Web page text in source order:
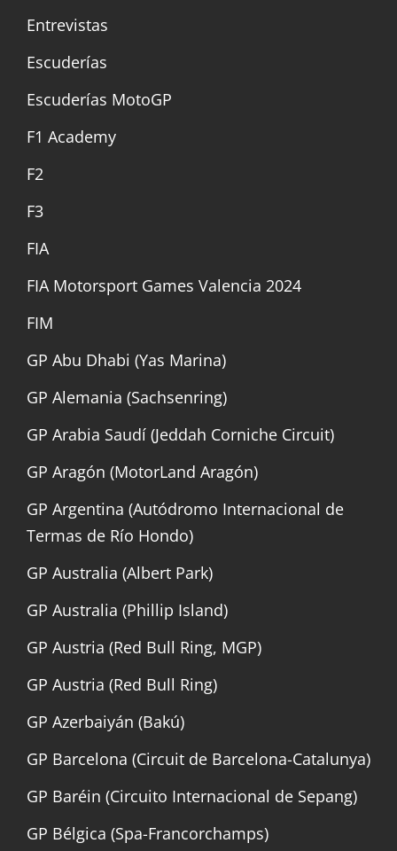
Entrevistas
Escuderías
Escuderías MotoGP
F1 Academy
F2
F3
FIA
FIA Motorsport Games Valencia 2024
FIM
GP Abu Dhabi (Yas Marina)
GP Alemania (Sachsenring)
GP Arabia Saudí (Jeddah Corniche Circuit)
GP Aragón (MotorLand Aragón)
GP Argentina (Autódromo Internacional de
Termas de Río Hondo)
GP Australia (Albert Park)
GP Australia (Phillip Island)
GP Austria (Red Bull Ring, MGP)
GP Austria (Red Bull Ring)
GP Azerbaiyán (Bakú)
GP Barcelona (Circuit de Barcelona-Catalunya)
GP Baréin (Circuito Internacional de Sepang)
GP Bélgica (Spa-Francorchamps)